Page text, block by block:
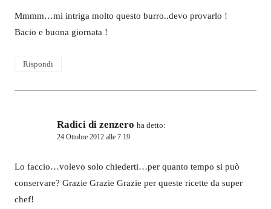
Mmmm…mi intriga molto questo burro..devo provarlo !
Bacio e buona giornata !
Rispondi
Radici di zenzero ha detto:
24 Ottobre 2012 alle 7:19
Lo faccio…volevo solo chiederti…per quanto tempo si può
conservare? Grazie Grazie Grazie per queste ricette da super
chef!